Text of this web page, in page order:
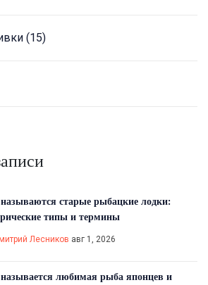
(15)
старые рыбацкие лодки:
типы и термины
Лесников авг 1, 2026
любимая рыба японцев и